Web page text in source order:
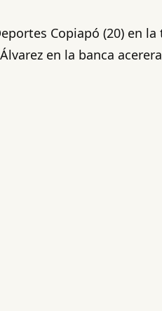
Copiapó (20) en
en la banca